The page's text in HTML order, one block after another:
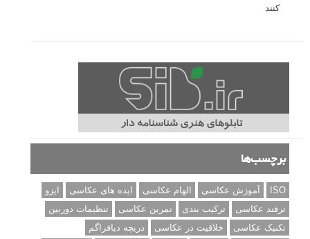
کنند
برچسب‌ها
ISO آموزش عکاسی الهام عکاسی ایده های عکاسی
ایزو
ترفند عکاسی
ترکیب بندی تمرین عکاسی
تنظیمات دوربین
تکنیک عکاسی
خلاقیت در عکاسی
دریچه دیافراگم